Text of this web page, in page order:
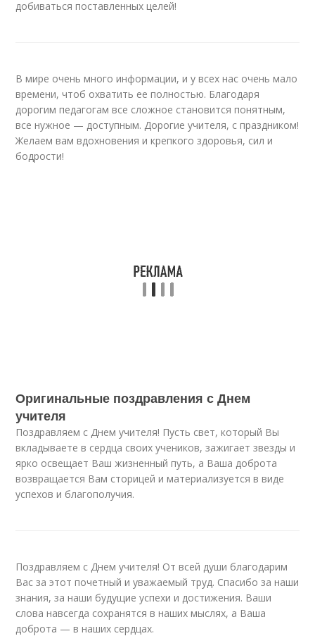
добиваться поставленных целей!
В мире очень много информации, и у всех нас очень мало
времени, чтоб охватить ее полностью. Благодаря
дорогим педагогам все сложное становится понятным,
все нужное — доступным. Дорогие учителя, с праздником!
Желаем вам вдохновения и крепкого здоровья, сил и
бодрости!
Оригинальные поздравления с Днем
учителя
Поздравляем с Днем учителя! Пусть свет, который Вы
вкладываете в сердца своих учеников, зажигает звезды и
ярко освещает Ваш жизненный путь, а Ваша доброта
возвращается Вам сторицей и материализуется в виде
успехов и благополучия.
Поздравляем с Днем учителя! От всей души благодарим
Вас за этот почетный и уважаемый труд. Спасибо за наши
знания, за наши будущие успехи и достижения. Ваши
слова навсегда сохранятся в наших мыслях, а Ваша
доброта — в наших сердцах.